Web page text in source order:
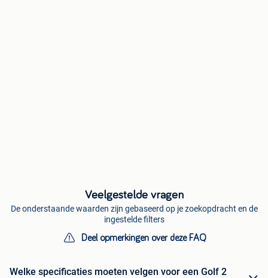
Veelgestelde vragen
De onderstaande waarden zijn gebaseerd op je zoekopdracht en de
ingestelde filters
Deel opmerkingen over deze FAQ
Welke specificaties moeten velgen voor een Golf 2